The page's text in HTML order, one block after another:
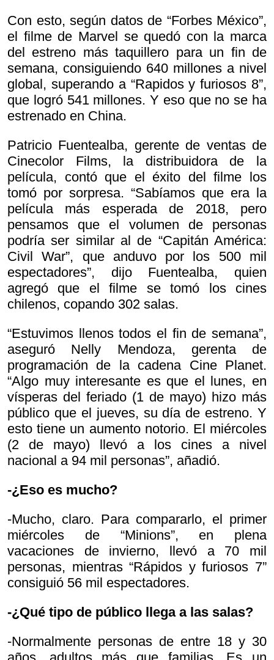
Con esto, según datos de “Forbes México”,
el filme de Marvel se quedó con la marca
del estreno más taquillero para un fin de
semana, consiguiendo 640 millones a nivel
global, superando a “Rapidos y furiosos 8”,
que logró 541 millones. Y eso que no se ha
estrenado en China.
Patricio Fuentealba, gerente de ventas de
Cinecolor Films, la distribuidora de la
película, contó que el éxito del filme los
tomó por sorpresa. “Sabíamos que era la
película más esperada de 2018, pero
pensamos que el volumen de personas
podría ser similar al de “Capitán América:
Civil War”, que anduvo por los 500 mil
espectadores”, dijo Fuentealba, quien
agregó que el filme se tomó los cines
chilenos, copando 302 salas.
“Estuvimos llenos todos el fin de semana”,
aseguró Nelly Mendoza, gerenta de
programación de la cadena Cine Planet.
“Algo muy interesante es que el lunes, en
vísperas del feriado (1 de mayo) hizo más
público que el jueves, su día de estreno. Y
esto tiene un aumento notorio. El miércoles
(2 de mayo) llevó a los cines a nivel
nacional a 94 mil personas”, añadió.
-¿Eso es mucho?
-Mucho, claro. Para compararlo, el primer
miércoles de “Minions”, en plena
vacaciones de invierno, llevó a 70 mil
personas, mientras “Rápidos y furiosos 7”
consiguió 56 mil espectadores.
-¿Qué tipo de público llega a las salas?
-Normalmente personas de entre 18 y 30